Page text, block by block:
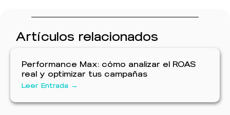
Artículos relacionados
Performance Max: cómo analizar el ROAS
real y optimizar tus campañas
Leer Entrada →